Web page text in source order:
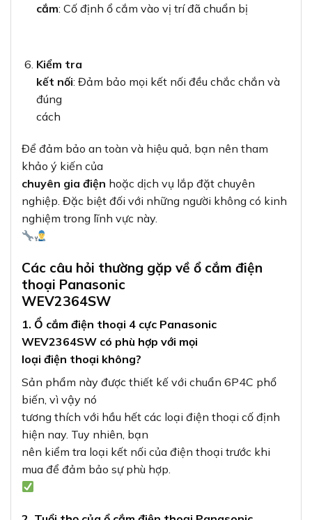
cắm: Cố định ổ cắm vào vị trí đã chuẩn bị
Kiểm tra
kết nối: Đảm bảo mọi kết nối đều chắc chắn và
đúng
cách
Để đảm bảo an toàn và hiệu quả, bạn nên tham
khảo ý kiến của
chuyên gia điện hoặc dịch vụ lắp đặt chuyên
nghiệp. Đặc biệt đối với những người không có kinh
nghiệm trong lĩnh vực này.
Các câu hỏi thường gặp về ổ cắm điện
thoại Panasonic
WEV2364SW
1. Ổ cắm điện thoại 4 cực Panasonic
WEV2364SW có phù hợp với mọi
loại điện thoại không?
Sản phẩm này được thiết kế với chuẩn 6P4C phổ
biến, vì vậy nó
tương thích với hầu hết các loại điện thoại cố định
hiện nay. Tuy nhiên, bạn
nên kiểm tra loại kết nối của điện thoại trước khi
mua để đảm bảo sự phù hợp.